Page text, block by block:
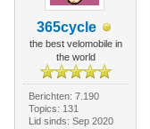
365cycle
the best velomobile in
the world
Berichten: 7.190
Topics: 131
Lid sinds: Sep 2020